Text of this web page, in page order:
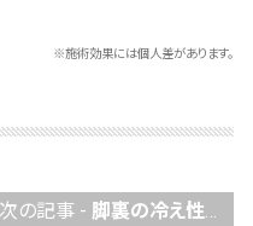
※施術効果には個人差があります。
次の記事 - 脚裏の冷え性の改善